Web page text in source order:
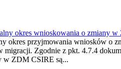
okres wnioskowania o zmiany
okres przyjmowania wniosków o
migracji. Zgodnie z pkt. 4.7.4
w ZDM CSIRE są...